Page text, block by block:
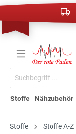
Stoffe Nähzubehör
Stoffe Stoffe A-Z